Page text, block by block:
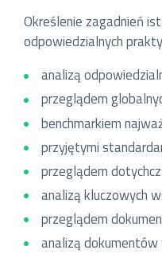
Określenie zagadnień
odpowiedzialnych
analizą
przeglądem
benchmarkiem
przyjętymi
przeglądem
analizą kluczowych
przeglądem
analizą